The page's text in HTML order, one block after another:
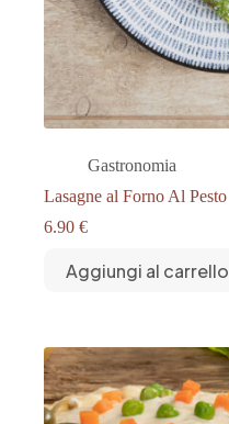
Gastronomia
Lasagne al Forno Al Pesto
6.90 €
Aggiungi al carrello